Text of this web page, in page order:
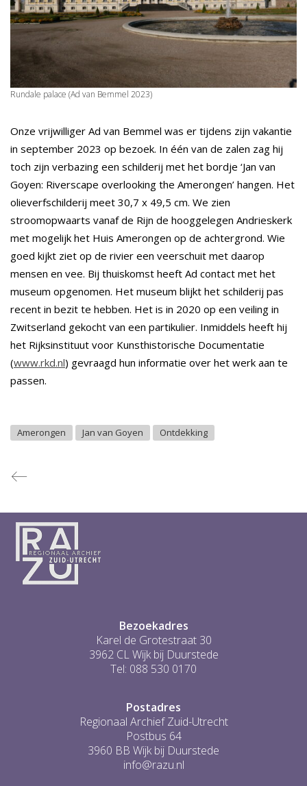
Rundale palace (Ad van Bemmel 2023)
Onze vrijwilliger Ad van Bemmel was er tijdens zijn vakantie
in september 2023 op bezoek. In één van de zalen zag hij
toch zijn verbazing een schilderij met het bordje ‘Jan van
Goyen: Riverscape overlooking the Amerongen’ hangen. Het
olieverfschilderij meet 30,7 x 49,5 cm. We zien
stroomopwaarts vanaf de Rijn de hooggelegen Andrieskerk
met mogelijk het Huis Amerongen op de achtergrond. Wie
goed kijkt ziet op de rivier een veerschuit met daarop
mensen en vee. Bij thuiskomst heeft Ad contact met het
museum opgenomen. Het museum blijkt het schilderij pas
recent in bezit te hebben. Het is in 2020 op een veiling in
Zwitserland gekocht van een partikulier. Inmiddels heeft hij
het Rijksinstituut voor Kunsthistorische Documentatie
(www.rkd.nl) gevraagd hun informatie over het werk aan te
passen.
Amerongen Jan van Goyen Ontdekking
Bezoekadres
Karel de Grotestraat 30
3962 CL Wijk bij Duurstede
Tel: 088 530 0170
Postadres
Regionaal Archief Zuid-Utrecht
Postbus 64
3960 BB Wijk bij Duurstede
info@razu.nl